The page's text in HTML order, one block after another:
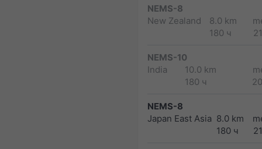
NEMS-8
New Zealand
8.0 km
180 ч
NEMS-10
India
10.0 km
180 ч
NEMS-8
Japan East Asia 8.0 km
180 ч